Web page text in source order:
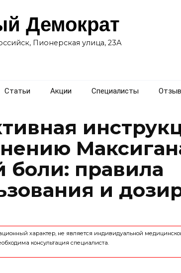
Демократ
Пионерская улица, 23А
Статьи Акции Специалисты
боли: правила
и
характер, не является индивидуальной
консультация специалиста.